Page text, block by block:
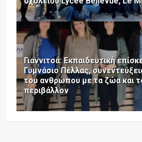
Γιαννιτσά: Εκπαιδευτική
Γυμνάσιο Πέλλας,
του ανθρώπου με τα ζώα και
περιβάλλον